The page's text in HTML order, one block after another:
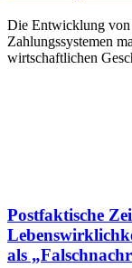
Die Entwicklung von
Zahlungssystemen
wirtschaftlichen
Postfaktische
als